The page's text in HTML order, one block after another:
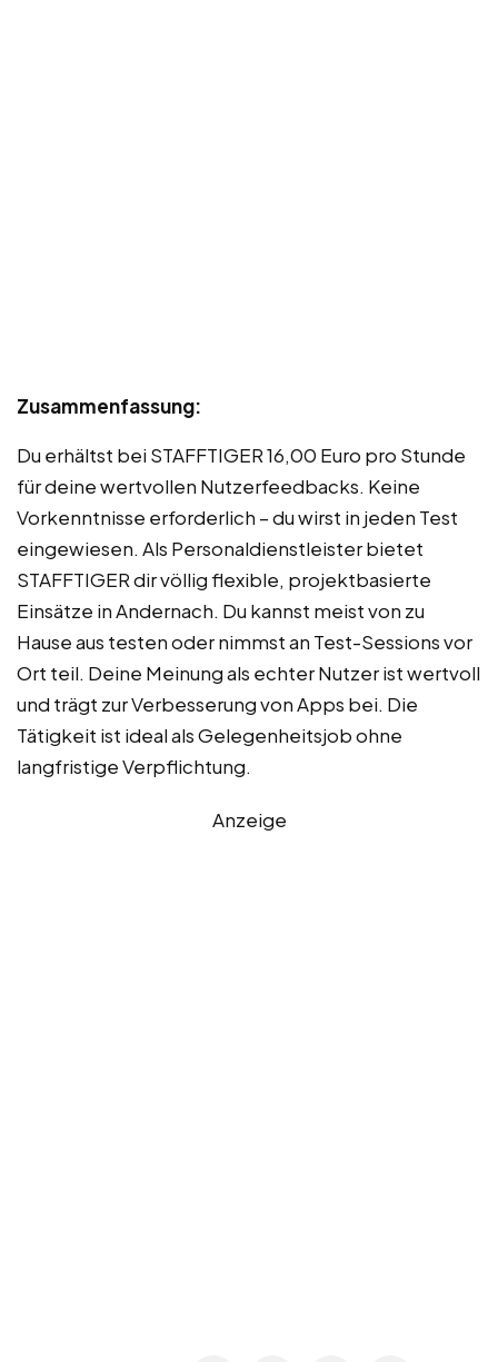
Zusammenfassung:
Du erhältst bei STAFFTIGER 16,00 Euro pro Stunde
für deine wertvollen Nutzerfeedbacks. Keine
Vorkenntnisse erforderlich – du wirst in jeden Test
eingewiesen. Als Personaldienstleister bietet
STAFFTIGER dir völlig flexible, projektbasierte
Einsätze in Andernach. Du kannst meist von zu
Hause aus testen oder nimmst an Test-Sessions vor
Ort teil. Deine Meinung als echter Nutzer ist wertvoll
und trägt zur Verbesserung von Apps bei. Die
Tätigkeit ist ideal als Gelegenheitsjob ohne
langfristige Verpflichtung.
Anzeige